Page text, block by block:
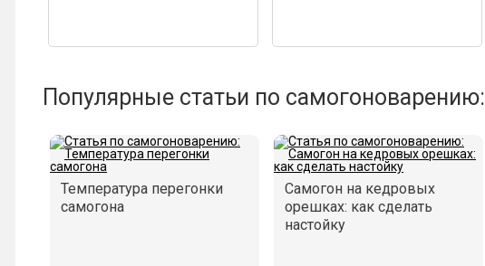
Популярные статьи по самогоноварению:
Температура перегонки
самогона
Самогон на кедровых
орешках: как сделать
настойку